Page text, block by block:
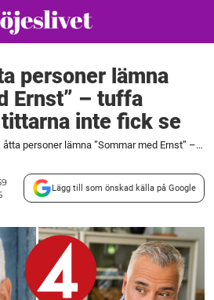
personer lämna
Ernst” – tuffa
inte fick se
Därför fick åtta personer lämna ”Sommar med Ernst” – tuffa beslutet som tittarna inte fick se
Lägg till som önskad källa på Google